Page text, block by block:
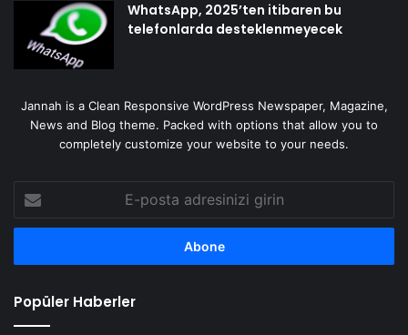
WhatsApp, 2025’ten itibaren bu
telefonlarda desteklenmeyecek
Jannah is a Clean Responsive WordPress Newspaper, Magazine,
News and Blog theme. Packed with options that allow you to
completely customize your website to your needs.
posta
adresinizi
Popüler Haberler